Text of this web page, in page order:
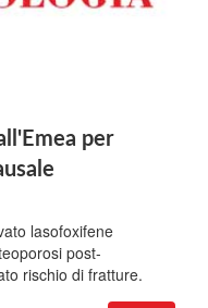
per
lasofoxifene
post-
rischio di fratture.